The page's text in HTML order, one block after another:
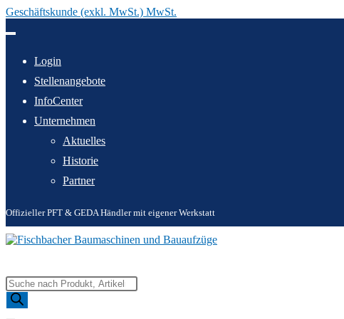
Geschäftskunde (exkl. MwSt.) MwSt.
Inhalt
Login
Stellenangebote
InfoCenter
Unternehmen
Aktuelles
Historie
Partner
Offizieller PFT & GEDA Händler mit eigener Werkstatt
Products
search